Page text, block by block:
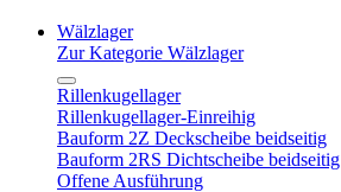
Wälzlager
Zur Kategorie Wälzlager
Rillenkugellager
Rillenkugellager-Einreihig
Bauform 2Z Deckscheibe beidseitig
Bauform 2RS Dichtscheibe beidseitig
Offene Ausführung